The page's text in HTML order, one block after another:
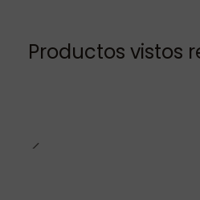
Productos vistos